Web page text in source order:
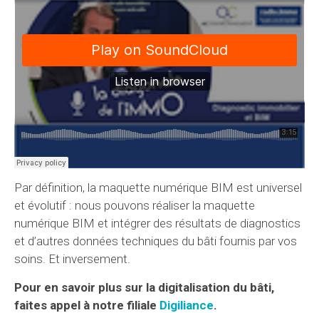
Par définition, la maquette numérique BIM est universel
et évolutif : nous pouvons réaliser la maquette
numérique BIM et intégrer des résultats de diagnostics
et d’autres données techniques du bâti fournis par vos
soins. Et inversement.
Pour en savoir plus sur la digitalisation du bâti,
faites appel à notre filiale Digiliance.